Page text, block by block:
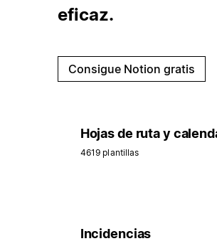
eficaz.
Consigue Notion gratis
Hojas de ruta y
4619 plantillas
Incidencias